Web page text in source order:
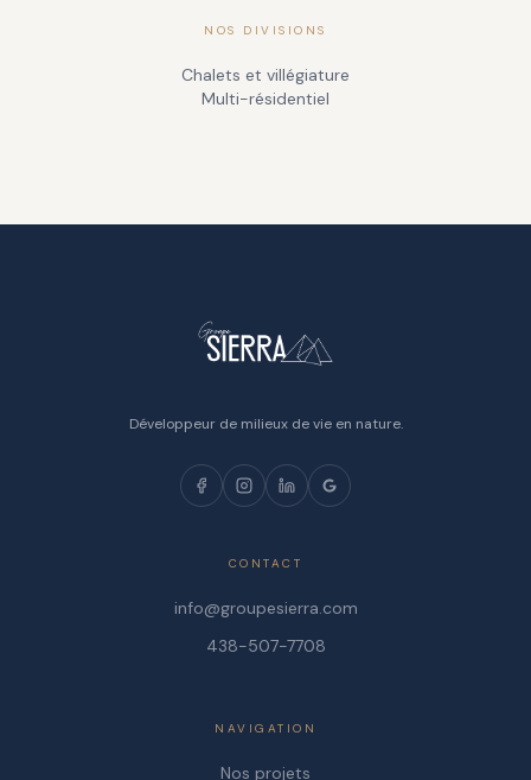
NOS DIVISIONS
Chalets et villégiature
Multi-résidentiel
CONTACT
info@groupesierra.com
438-507-7708
Développeur de milieux de vie en nature.
NAVIGATION
Nos projets